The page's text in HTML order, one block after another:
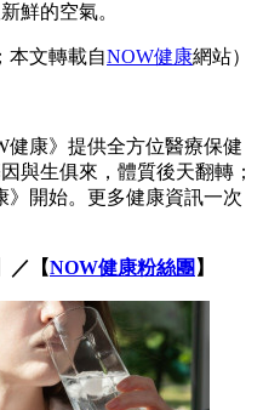
鮮的空氣。
本文轉載自NOW健康網站）
健康》提供全方位醫療保健
與生俱來，體質後天翻轉；
》開始。更多健康資訊一次
／【NOW健康粉絲團 】